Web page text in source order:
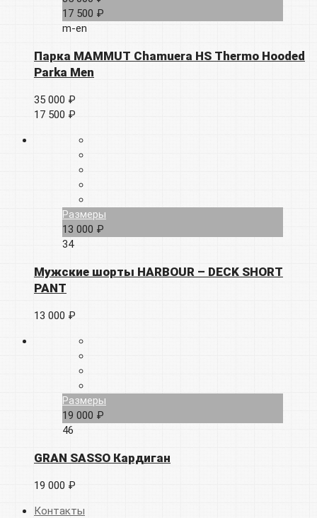
17 500 ₽
m-en
Парка MAMMUT Chamuera HS Thermo Hooded
Parka Men
35 000 ₽
17 500 ₽
Размеры
13 000 ₽
34
Мужские шорты HARBOUR – DECK SHORT
PANT
13 000 ₽
Размеры
19 000 ₽
46
GRAN SASSO Кардиган
19 000 ₽
Контакты